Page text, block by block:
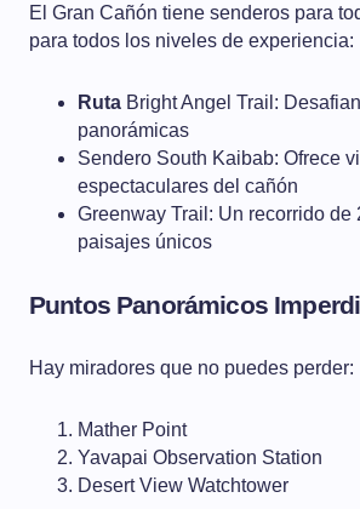
El Gran Cañón tiene senderos para
para todos los niveles de experiencia:
Ruta Bright Angel Trail:
panorámicas
Sendero South Kaibab: Ofrece
espectaculares del cañón
Greenway Trail: Un recorrido de
paisajes únicos
Puntos Panorámicos
Hay miradores que no puedes perder:
Mather Point
Yavapai Observation Station
Desert View Watchtower